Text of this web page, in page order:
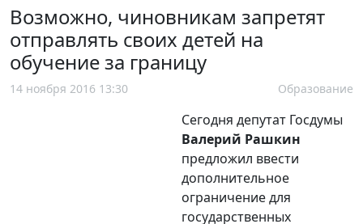
Возможно, чиновникам запретят
отправлять своих детей на
обучение за границу
14 ноября 2016 13:30 Образование
Сегодня депутат Госдумы
Валерий Рашкин
предложил ввести
дополнительное
ограничение для
государственных